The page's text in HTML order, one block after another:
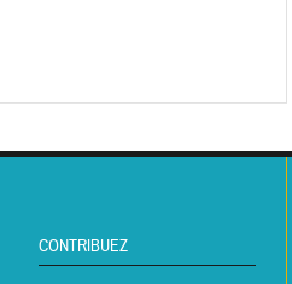
CONTRIBUEZ